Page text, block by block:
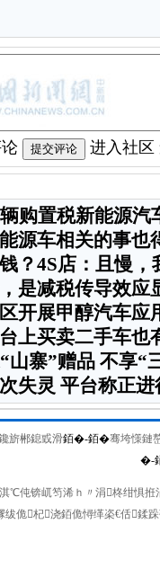
进入社区
购置税新能源汽
源车相关的事也
？4S店：且慢，
是减税传导效应
开展甲醇汽车应
上买卖二手车也
山寨”赠品 不享“
失灵 平台称正进
旂郴鎴戜滑銆�-銆�骞垮憡鏈
�-
℃伅锛屼笉浠ｈ〃涓柊绀惧
绂佹杞浇銆佹憳缂栥€佸鍒